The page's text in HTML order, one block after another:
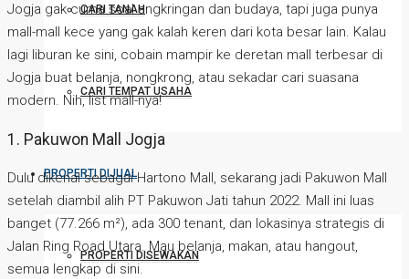
CARI TANAH
CARI TEMPAT USAHA
PROPERTI DIJUAL
PROPERTI DISEWAKAN
Jogja gak cuma soal angkringan dan budaya, tapi juga punya
mall-mall kece yang gak kalah keren dari kota besar lain. Kalau
lagi liburan ke sini, cobain mampir ke deretan mall terbesar di
Jogja buat belanja, nongkrong, atau sekadar cari suasana
modern. Nih, list mall-nya!
1. Pakuwon Mall Jogja
Dulu dikenal sebagai Hartono Mall, sekarang jadi Pakuwon Mall
setelah diambil alih PT Pakuwon Jati tahun 2022. Mall ini luas
banget (77.266 m²), ada 300 tenant, dan lokasinya strategis di
Jalan Ring Road Utara. Mau belanja, makan, atau hangout,
semua lengkap di sini.